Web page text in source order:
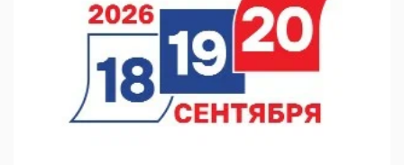
07.08.2026 12:04
В Нижегородской области созданы четыре ММЦ
07.08.2026 11:46